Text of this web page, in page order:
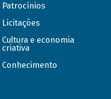
Patrocínios
Licitações
Cultura e economia
criativa
Conhecimento